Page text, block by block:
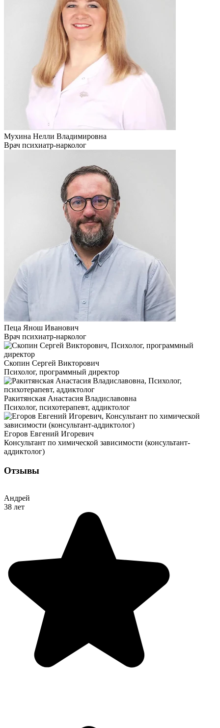
Мухина Нелли Владимировна
Врач психиатр-нарколог
Пеца Янош Иванович
Врач психиатр-нарколог
Скопин Сергей Викторович
Психолог, программный директор
Ракитянская Анастасия Владиславовна
Психолог, психотерапевт, аддиктолог
Егоров Евгений Игоревич
Консультант по химической зависимости (консультант-
аддиктолог)
Отзывы
Андрей
38 лет